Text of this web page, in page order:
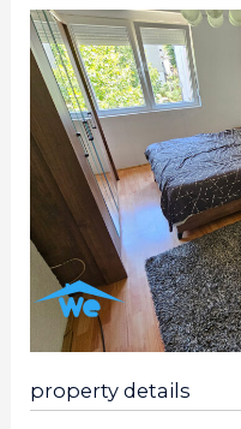
property details